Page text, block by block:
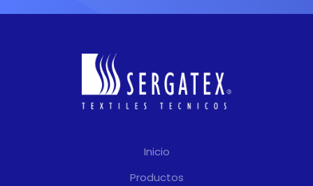
Inicio
Productos